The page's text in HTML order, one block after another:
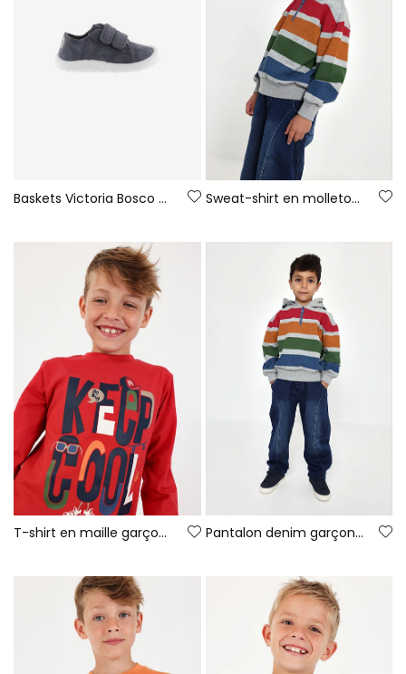
Baskets Victoria Bosco barefoot en toile couleur nuit Sweat-shirt en molleton garçon gris chiné rayé multicolore
T-shirt en maille garçon grenat imprimé Keep Cool Pantalon denim garçon bleu avec cordon